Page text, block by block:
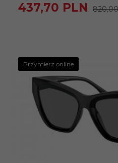
437,70 PLN
Przymierz online